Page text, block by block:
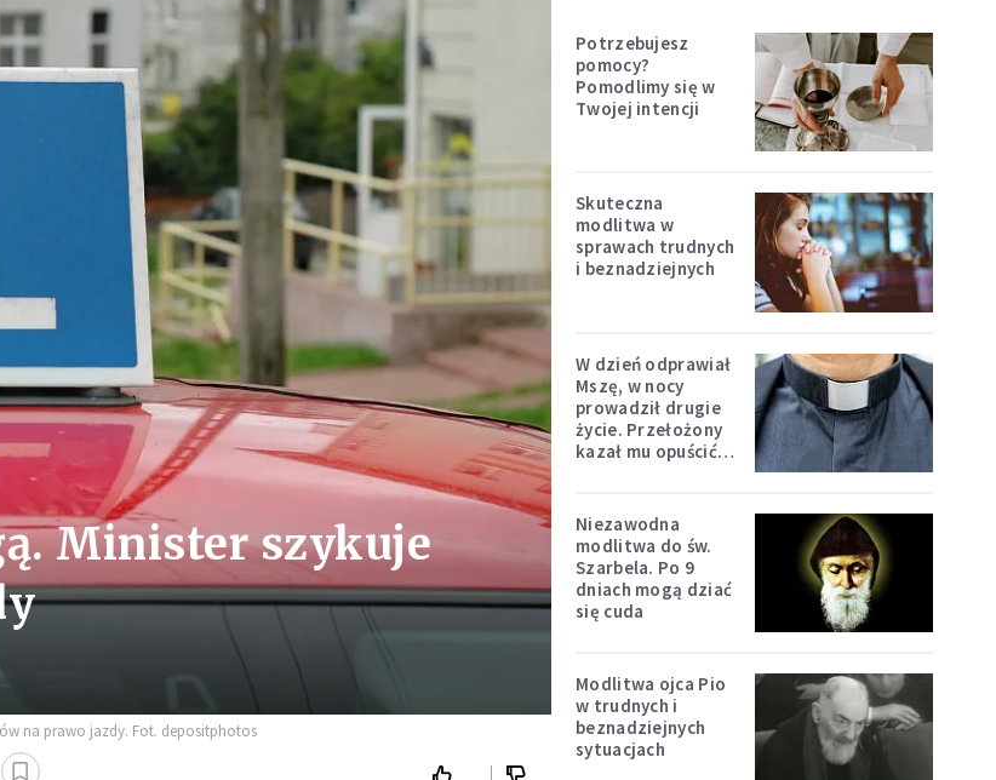
Minister szykuje
na prawo jazdy. Fot. depositphotos
Potrzebujesz
pomocy?
Pomodlimy się w
Twojej intencji
Skuteczna
modlitwa w
sprawach trudnych
i beznadziejnych
W dzień odprawiał
Mszę, w nocy
prowadził drugie
życie. Przełożony
kazał mu opuścić
Niezawodna
modlitwa do św.
Szarbela. Po 9
dniach mogą dziać
się cuda
Modlitwa ojca Pio
w trudnych i
beznadziejnych
sytuacjach